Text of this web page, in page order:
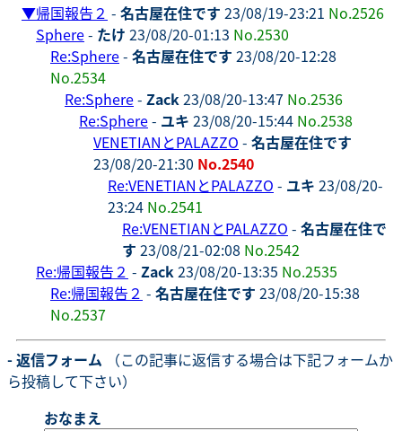
▼帰国報告２ - 名古屋在住です 23/08/19-23:21 No.2526
Sphere- たけ 23/08/20-01:13 No.2530
Re:Sphere- 名古屋在住です 23/08/20-12:28
No.2534
Re:Sphere- Zack23/08/20-13:47 No.2536
Re:Sphere- ユキ 23/08/20-15:44 No.2538
VENETIANとPALAZZO - 名古屋在住です
23/08/20-21:30 No.2540
Re:VENETIANとPALAZZO - ユキ 23/08/20-
23:24 No.2541
Re:VENETIANとPALAZZO - 名古屋在住で
す 23/08/21-02:08 No.2542
Re:帰国報告２ - Zack23/08/20-13:35 No.2535
Re:帰国報告２ - 名古屋在住です 23/08/20-15:38
No.2537
- 返信フォーム （この記事に返信する場合は下記フォームか
ら投稿して下さい）
おなまえ